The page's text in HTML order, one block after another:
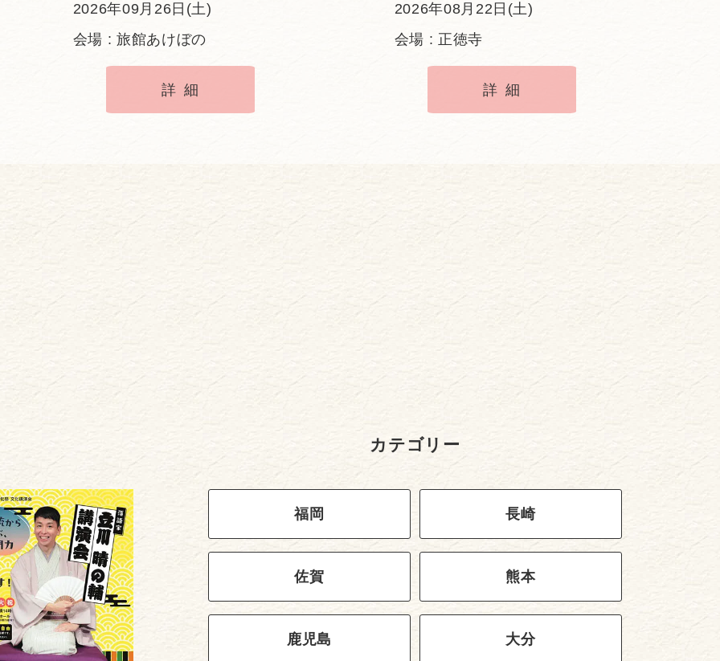
2026年09月26日(土)
会場 : 旅館あけぼの
詳細
2026年08月22日(土)
会場 : 正徳寺
詳細
カテゴリー
福岡 長崎
佐賀 熊本
鹿児島 大分